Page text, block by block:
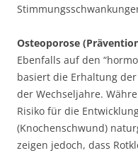
Osteoporose
Ebenfalls auf den
basiert die Erhaltung
der Wechseljahre.
Risiko für die
(Knochenschwund)
zeigen jedoch, dass